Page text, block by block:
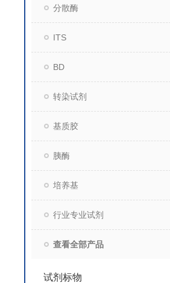
分散酶
ITS
BD
转染试剂
基质胶
胰酶
培养基
行业专业试剂
查看全部产品
试剂标物